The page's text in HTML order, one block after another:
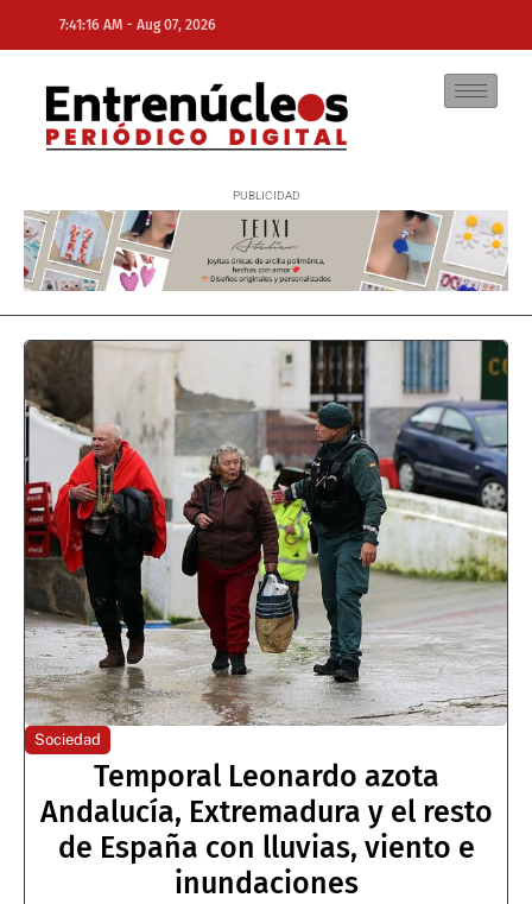
7:41:16 AM - Aug 07, 2026
NE
Sociedad
Temporal Leonardo azota
Andalucía, Extremadura y el resto
de España con lluvias, viento e
inundaciones